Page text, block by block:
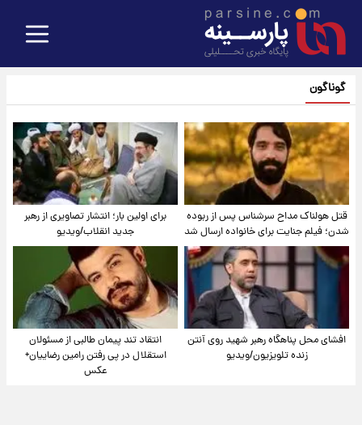
گوناگون
قتل هولناک مداح سرشناس پس از ربوده
شدن؛ فیلم جنایت برای خانواده ارسال شد
برای اولین بار؛ انتشار تصاویری از رهبر
جدید انقلاب/ویدیو
افشای محل پناهگاه‌ رهبر شهید روی آنتن
زنده تلویزیون/ویدیو
انتقاد تند پیمان طالبی از مسئولان
استقلال در پی رفتن رامین رضاییان+
عکس